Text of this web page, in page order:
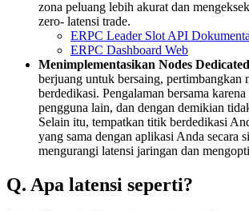
zona peluang lebih akurat dan
zero- latensi trade.
ERPC Leader Slot API
ERPC Dashboard Web
Menimplementasikan Nodes Dedicated
berjuang untuk bersaing, pertimbangkan
berdedikasi. Pengalaman bersama
pengguna lain, dan dengan demikian
Selain itu, tempatkan titik berdedikasi
yang sama dengan aplikasi Anda secara
mengurangi latensi jaringan dan
Q. Apa latensi seperti?